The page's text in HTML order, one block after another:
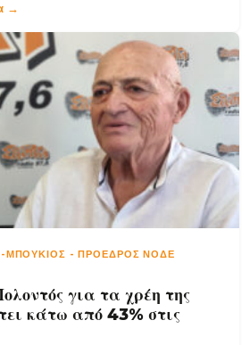
→
ΜΠΟΎΚΙΟΣ -ΠΡΌΕΔΡΟΣ ΝΟΔΕ
για τα χρέη της
κάτω από 43% στις